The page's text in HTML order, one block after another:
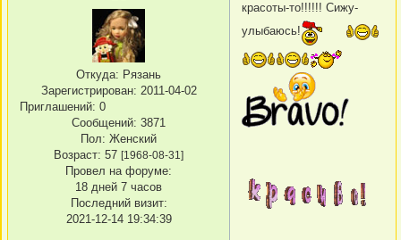
Откуда: Рязань
Зарегистрирован: 2011-04-02
Приглашений: 0
Сообщений: 3871
Пол: Женский
Возраст: 57 [1968-08-31]
Провел на форуме:
18 дней 7 часов
Последний визит:
2021-12-14 19:34:39
красоты-то!!!!!! Сижу-
улыбаюсь!